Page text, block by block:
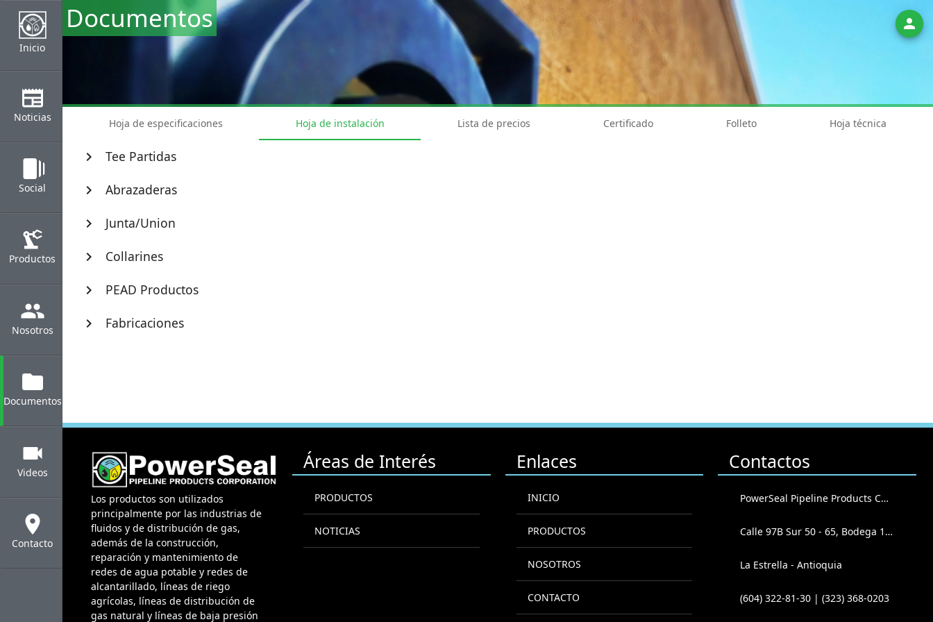
Inicio
newspaper
Noticias
web_stories
Social
precision_manufacturing
Productos
group
Nosotros
folder
Documentos
videocam
Videos
location_on
Contacto
person
Documentos
Hoja de especificaciones Hoja de instalación Lista de precios Certificado Folleto Hoja técnica
chevron_right Tee Partidas
chevron_right Abrazaderas
chevron_right Junta/Union
chevron_right Collarines
chevron_right PEAD Productos
chevron_right Fabricaciones
Los productos son utilizados
principalmente por las industrias de
fluidos y de distribución de gas,
además de la construcción,
reparación y mantenimiento de
redes de agua potable y redes de
alcantarillado, líneas de riego
agrícolas, líneas de distribución de
gas natural y líneas de baja presión
Áreas de Interés
PRODUCTOS
NOTICIAS
Enlaces
INICIO
PRODUCTOS
NOSOTROS
CONTACTO
Contactos
PowerSeal Pipeline Products Corporation
Calle 97B Sur 50 - 65, Bodega 102
La Estrella - Antioquia
(604) 322-81-30 | (323) 368-0203